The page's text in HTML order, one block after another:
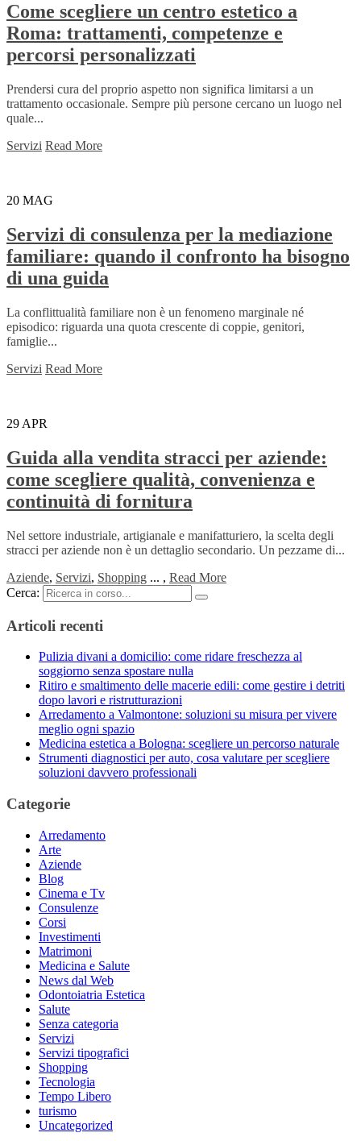
Come scegliere un centro estetico a
Roma: trattamenti, competenze e
percorsi personalizzati
Prendersi cura del proprio aspetto non significa limitarsi a un
trattamento occasionale. Sempre più persone cercano un luogo nel
quale...
Servizi Read More
20 MAG
Servizi di consulenza per la mediazione
familiare: quando il confronto ha bisogno
di una guida
La conflittualità familiare non è un fenomeno marginale né
episodico: riguarda una quota crescente di coppie, genitori,
famiglie...
Servizi Read More
29 APR
Guida alla vendita stracci per aziende:
come scegliere qualità, convenienza e
continuità di fornitura
Nel settore industriale, artigianale e manifatturiero, la scelta degli
stracci per aziende non è un dettaglio secondario. Un pezzame di...
Aziende, Servizi, Shopping ... , Read More
Cerca:
Articoli recenti
Pulizia divani a domicilio: come ridare freschezza al
soggiorno senza spostare nulla
Ritiro e smaltimento delle macerie edili: come gestire i detriti
dopo lavori e ristrutturazioni
Arredamento a Valmontone: soluzioni su misura per vivere
meglio ogni spazio
Medicina estetica a Bologna: scegliere un percorso naturale
Strumenti diagnostici per auto, cosa valutare per scegliere
soluzioni davvero professionali
Categorie
Arredamento
Arte
Aziende
Blog
Cinema e Tv
Consulenze
Corsi
Investimenti
Matrimoni
Medicina e Salute
News dal Web
Odontoiatria Estetica
Salute
Senza categoria
Servizi
Servizi tipografici
Shopping
Tecnologia
Tempo Libero
turismo
Uncategorized